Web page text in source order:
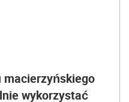
wykorzystać